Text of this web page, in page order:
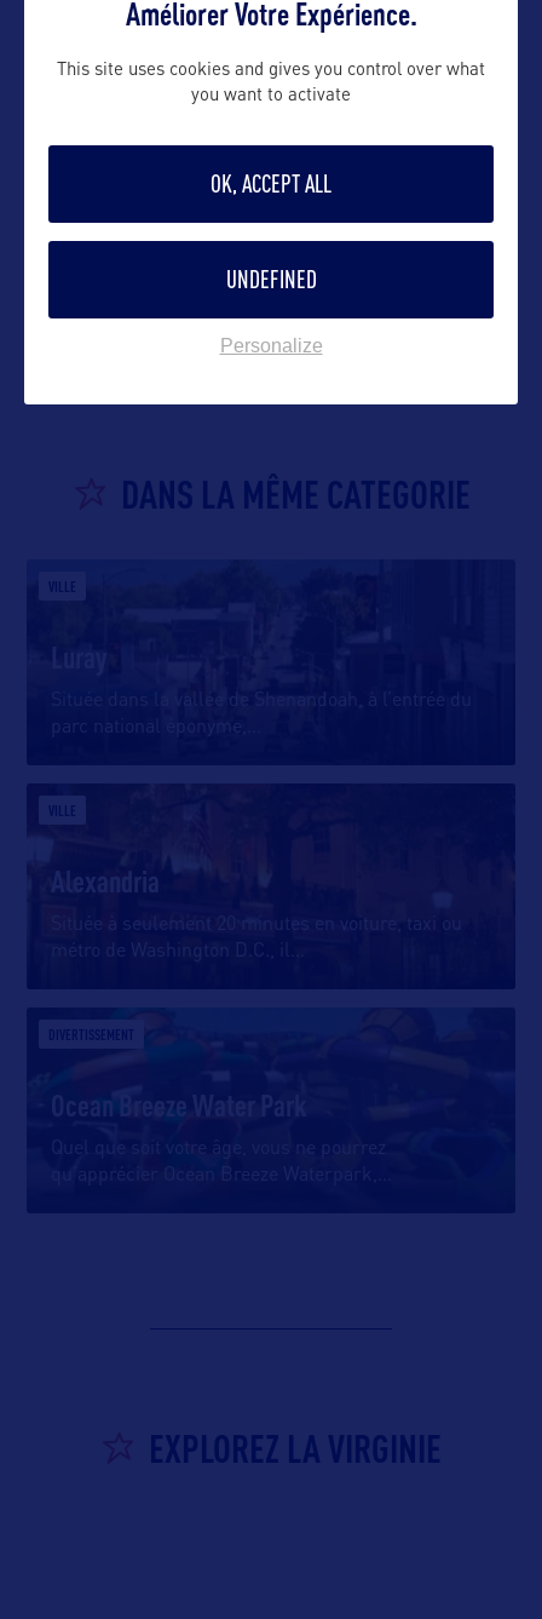
DANS LA MÊME CATEGORIE
VILLE
Luray
Située dans la vallée de Shenandoah, à l’entrée du
VILLE
Alexandria
Située à seulement 20 minutes en voiture, taxi ou
métro de Washington D.C., il
DIVERTISSEMENT
Ocean Breeze Water Park
Quel que soit votre âge, vous ne pourrez
qu’apprécier Ocean Breeze Waterpark,
EXPLOREZ LA VIRGINIE
Améliorer Votre Expérience.
This site uses cookies and gives you control over what
you want to activate
OK, ACCEPT ALL
UNDEFINED
Personalize